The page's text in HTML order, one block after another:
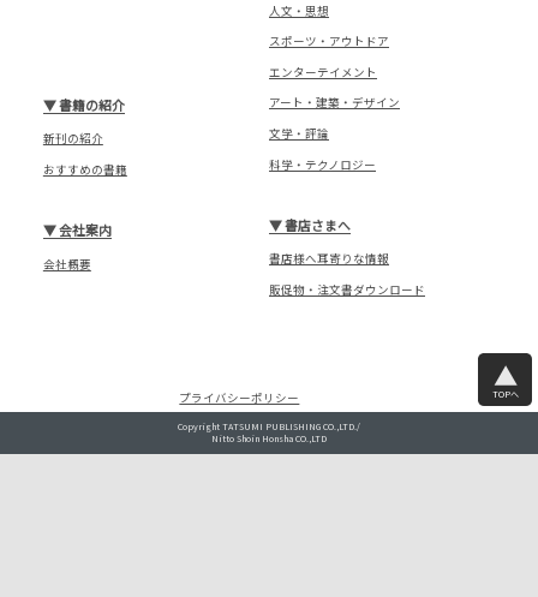
人文・思想
スポーツ・アウトドア
エンターテイメント
アート・建築・デザイン
文学・評論
科学・テクノロジー
▼書籍の紹介
新刊の紹介
おすすめの書籍
▼書店さまへ
書店様へ耳寄りな情報
販促物・注文書ダウンロード
▼会社案内
会社概要
プライバシーポリシー TOPへ
Copyright TATSUMI PUBLISHING CO.,LTD./
Nitto Shoin Honsha CO.,LTD